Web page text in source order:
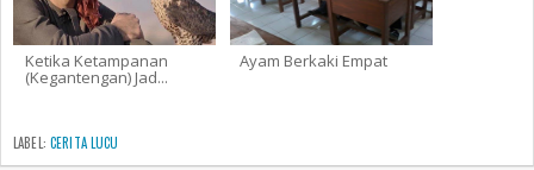
Ketika Ketampanan
(Kegantengan) Jad...
Ayam Berkaki Empat
LABEL: CERITA LUCU